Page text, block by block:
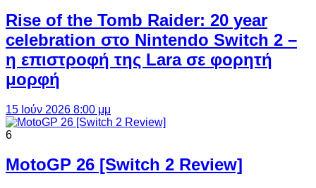
Rise of the Tomb Raider: 20 year
celebration στο Nintendo Switch 2 –
η επιστροφή της Lara σε φορητή
μορφή
15 Ιούν 2026 8:00 μμ
6
MotoGP 26 [Switch 2 Review]